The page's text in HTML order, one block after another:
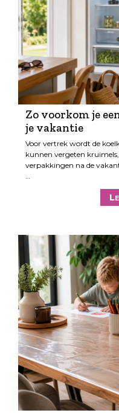
Zo voorkom je
je vakantie
Voor vertrek wordt de
kunnen vergeten
verpakkingen na de
…